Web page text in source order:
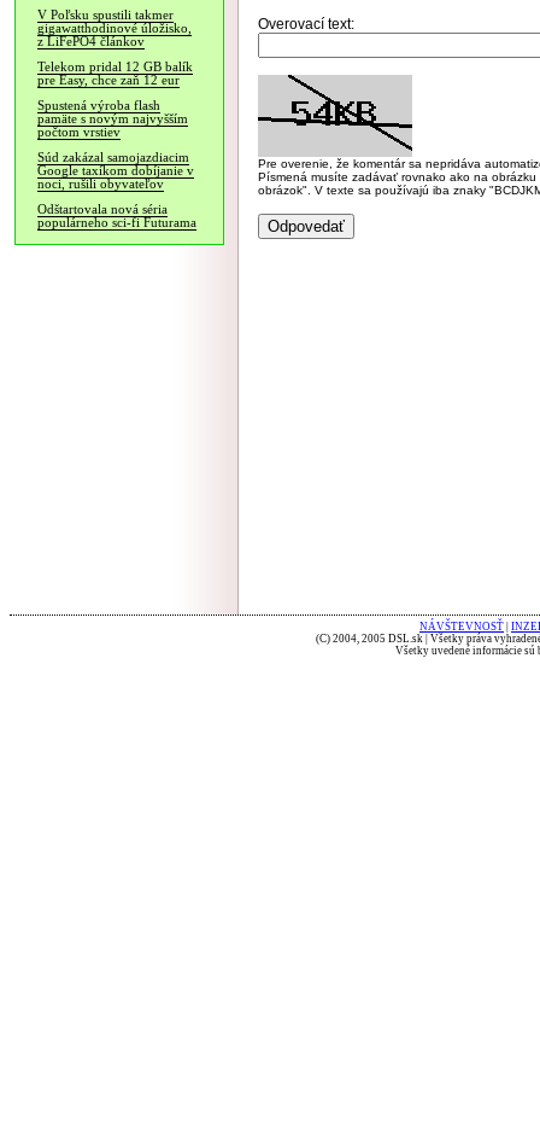
V Poľsku spustili takmer
gigawatthodinové úložisko,
z LiFePO4 článkov
Telekom pridal 12 GB balík
pre Easy, chce zaň 12 eur
Spustená výroba flash
pamäte s novým najvyšším
počtom vrstiev
Súd zakázal samojazdiacim
Google taxíkom dobíjanie v
noci, rušili obyvateľov
Odštartovala nová séria
populárneho sci-fi Futurama
Overovací text:
Pre overenie, že komentár sa nepridáva
Písmená musíte zadávať rovnako ako na
obrázok". V texte sa používajú iba znaky
NÁVŠTEVNOSŤ
(C) 2004, 2005 DSL.sk | Všetky práva
Všetky uvedené informácie sú